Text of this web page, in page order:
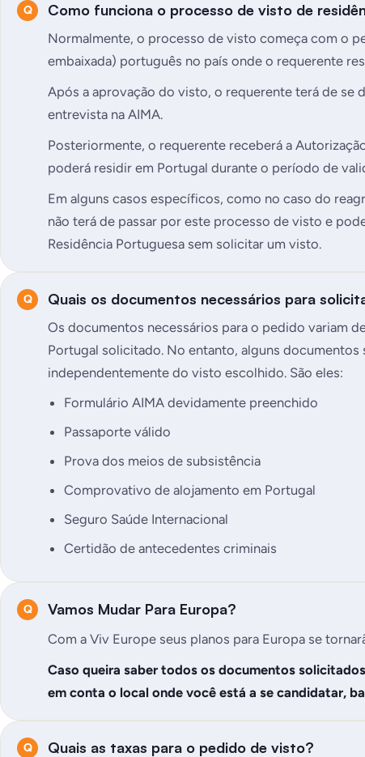
Como funciona o processo de visto de
Normalmente, o processo de visto começa com o
embaixada) português no país onde o requerente
Após a aprovação do visto, o requerente terá de se
entrevista na AIMA.
Posteriormente, o requerente receberá a
poderá residir em Portugal durante o período de
Em alguns casos específicos, como no caso do
não terá de passar por este processo de visto e
Residência Portuguesa sem solicitar um visto.
Quais os documentos necessários para
Os documentos necessários para o pedido variam
Portugal solicitado. No entanto, alguns documentos
independentemente do visto escolhido. São eles:
Formulário AIMA devidamente preenchido
Passaporte válido
Prova dos meios de subsistência
Comprovativo de alojamento em Portugal
Seguro Saúde Internacional
Certidão de antecedentes criminais
Vamos Mudar Para Europa?
Com a Viv Europe seus planos para Europa se
Caso queira saber todos os documentos
em conta o local onde você está a se candidatar,
Quais as taxas para o pedido de visto?